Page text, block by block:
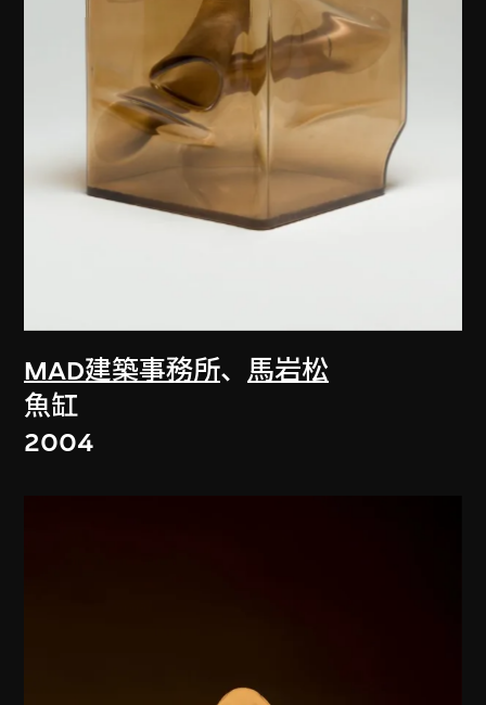
MAD建築事務所、 馬岩松
魚缸
2004